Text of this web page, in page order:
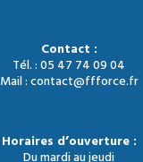
Contact :
Tél. : 05 47 74 09 04
Mail : contact@ffforce.fr
Horaires d’ouverture :
Du mardi au jeudi